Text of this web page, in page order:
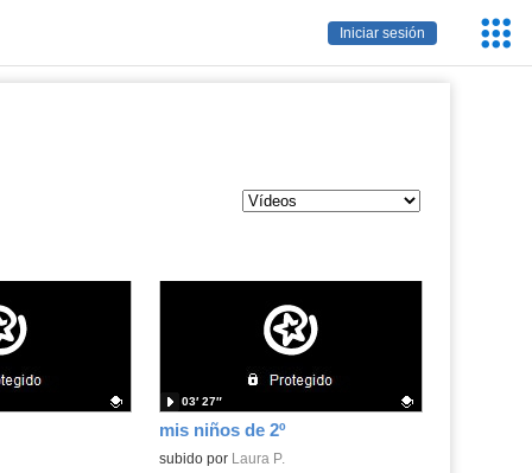
Iniciar sesión
mis niños de 2º
Contenido educativo.
subido por Laura P.
03′ 27″